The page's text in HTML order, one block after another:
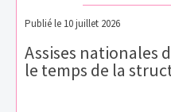
Publié le 10 juillet 2026
Assises nationales
le temps de la